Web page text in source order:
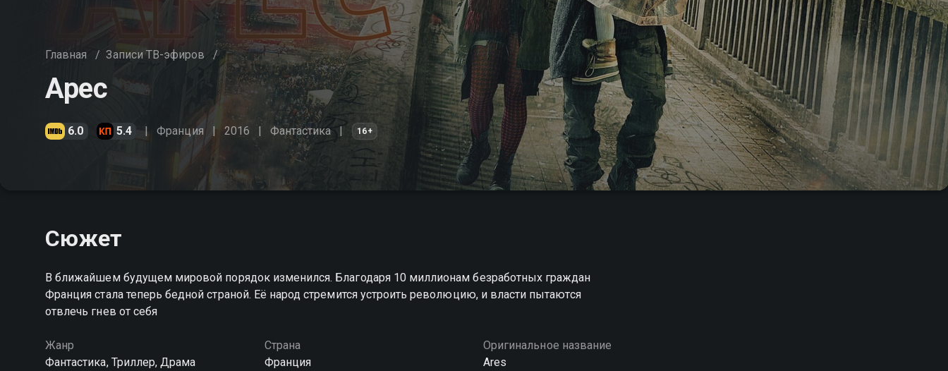
Главная / Записи ТВ-эфиров /
Арес
6.0 5.4 Франция 2016 Фантастика 16+
Сюжет
В ближайшем будущем мировой порядок изменился. Благодаря 10 миллионам безработных граждан
Франция стала теперь бедной страной. Её народ стремится устроить революцию, и власти пытаются
отвлечь гнев от себя
Жанр
Фантастика, Триллер, Драма
Страна
Франция
Оригинальное название
Ares